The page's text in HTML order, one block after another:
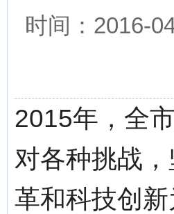
时间：2016-
2015年，全
对各种挑战
革和科技创